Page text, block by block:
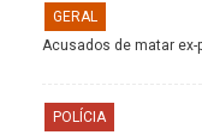
GERAL
Acusados de matar ex-
POLÍCIA